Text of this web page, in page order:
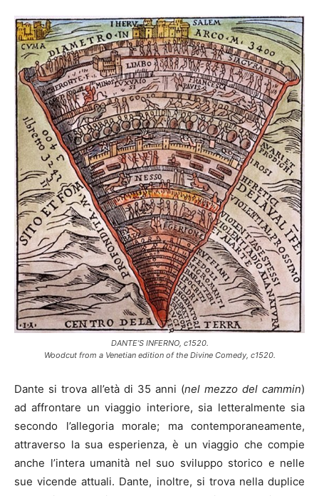
DANTE’S INFERNO, c1520.
Woodcut from a Venetian edition of the Divine Comedy, c1520.
Dante si trova all’età di 35 anni (nel mezzo del cammin)
ad affrontare un viaggio interiore, sia letteralmente sia
secondo l’allegoria morale; ma contemporaneamente,
attraverso la sua esperienza, è un viaggio che compie
anche l’intera umanità nel suo sviluppo storico e nelle
sue vicende attuali. Dante, inoltre, si trova nella duplice